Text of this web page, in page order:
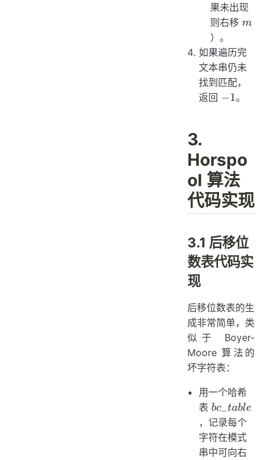
果未出现
则右移m
m
）。
如果遍历完
文本串仍未
找到匹配，
返回 -1
−1。
3.
Horspo
ol 算法
代码实现
3.1 后移位
数表代码实
现
后移位数表的生
成非常简单，类
似于 Boyer-
Moore 算法的
坏字符表：
用一个哈希
表bc\_table
bc table
，记录每个
字符在模式
串中可向右